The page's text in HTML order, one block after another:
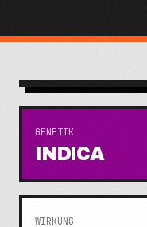
GENETIK
INDICA
WIRKUNG